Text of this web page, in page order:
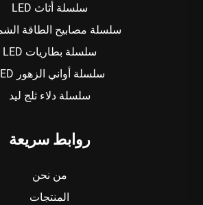
سلسلة أثاث LED
سلسلة مصابيح الطاقة
سلسلة بطاريات LED
سلسلة أواني الزهور LED
سلسلة دلاء ثلج ليد
روابط سريعة
من نحن
المنتجات